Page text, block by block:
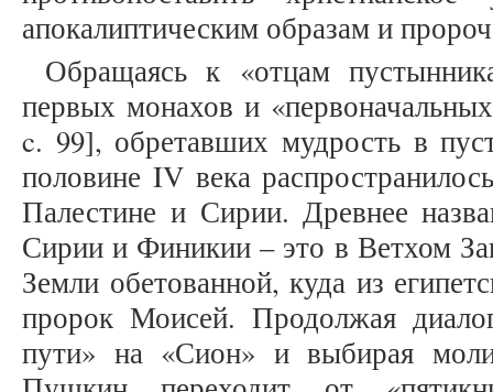
апокалиптическим образам и
Обращаясь к «отцам
первых монахов и
c. 99], обретавших мудрость в
половине IV века
Палестине и Сирии. Древнее
Сирии и Финикии – это в Ветхом
Земли обетованной, куда из
пророк Моисей. Продолжая
пути» на «Сион» и выбирая